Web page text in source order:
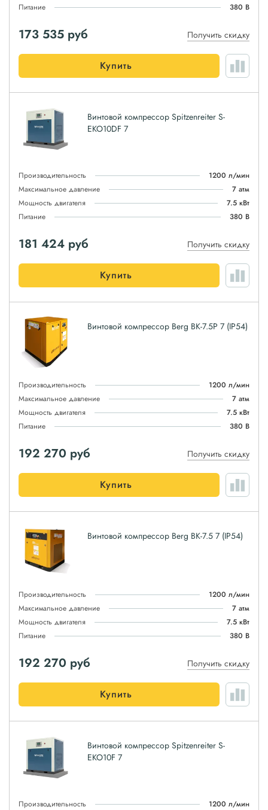
Питание
380 В
173 535 руб Получить скидку
Купить
Винтовой компрессор Spitzenreiter S-
EKO10DF 7
Производительность
1200 л/мин
Максимальное давление
7 атм
Мощность двигателя
7.5 кВт
Питание
380 В
181 424 руб Получить скидку
Купить
Винтовой компрессор Berg ВК-7.5Р 7 (IP54)
Производительность
1200 л/мин
Максимальное давление
7 атм
Мощность двигателя
7.5 кВт
Питание
380 В
192 270 руб Получить скидку
Купить
Винтовой компрессор Berg ВК-7.5 7 (IP54)
Производительность
1200 л/мин
Максимальное давление
7 атм
Мощность двигателя
7.5 кВт
Питание
380 В
192 270 руб Получить скидку
Купить
Винтовой компрессор Spitzenreiter S-
EKO10F 7
Производительность 1200 л/мин